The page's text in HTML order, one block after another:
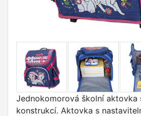
Jednokomorová školní aktovka
konstrukcí. Aktovka s n